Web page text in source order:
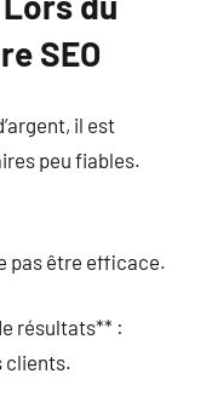
SEO
il est
peu fiables.
pas être efficace.
résultats** :
clients.